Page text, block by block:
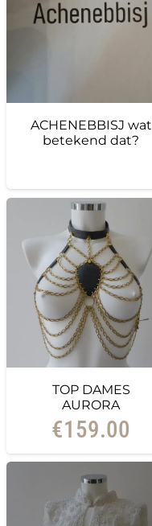
ACHENEBBISJ wat
betekend dat?
TOP DAMES
AURORA
€159.00